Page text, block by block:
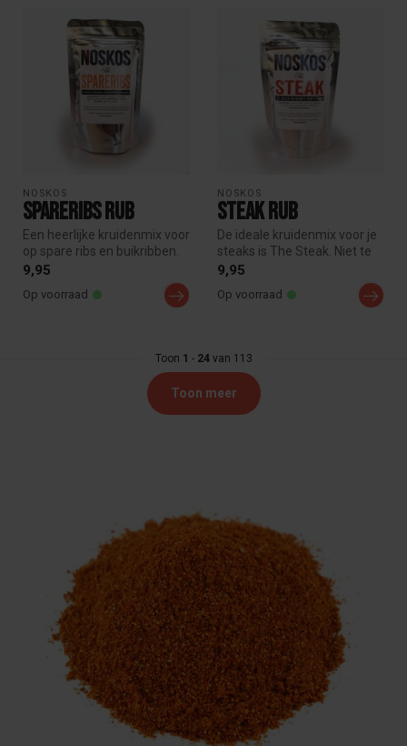
NOSKOS
Spareribs Rub
Een heerlijke kruidenmix voor
op spare ribs en buikribben.
Zoet en hartig met ee...
9,95
Op voorraad
NOSKOS
Steak rub
De ideale kruidenmix voor je
steaks is The Steak. Niet te
overheersend dus je vl...
9,95
Op voorraad
Toon 1 - 24van 113
Toon meer